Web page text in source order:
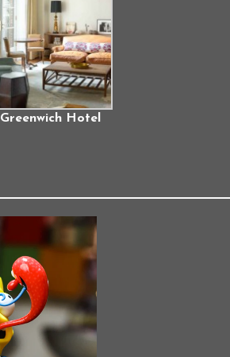
Greenwich Hotel